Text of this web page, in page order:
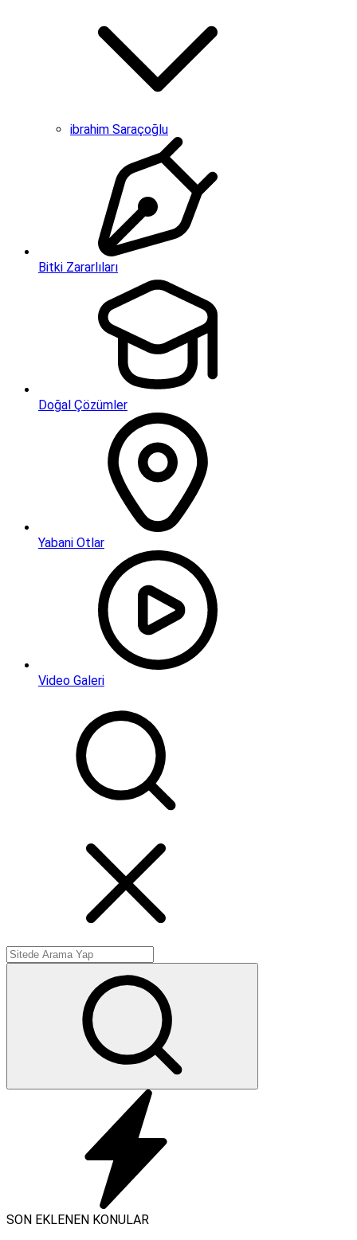
ibrahim Saraçoğlu
Bitki Zararlıları
Doğal Çözümler
Yabani Otlar
Video Galeri
SON EKLENEN KONULAR